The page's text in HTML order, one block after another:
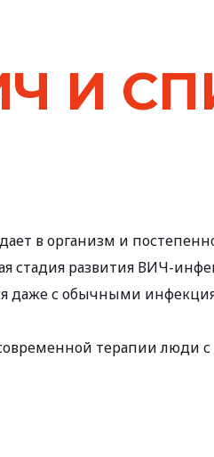
И
в организм и
развития ВИЧ-
даже с обычными
терапии люди